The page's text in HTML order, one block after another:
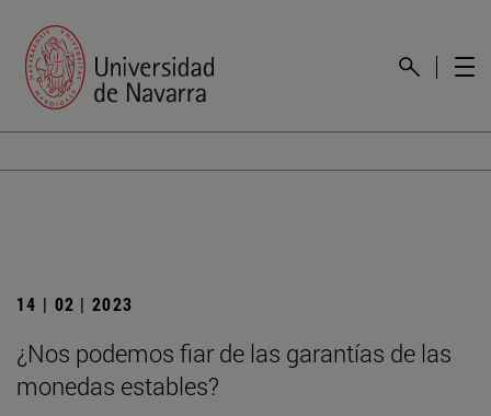
14 | 02 | 2023
¿Nos podemos fiar de las garantías de las
monedas estables?